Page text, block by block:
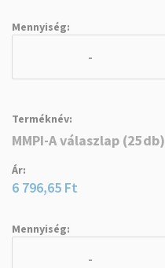
-
MMPI-A válaszlap (25db)
6 796,65 Ft
-